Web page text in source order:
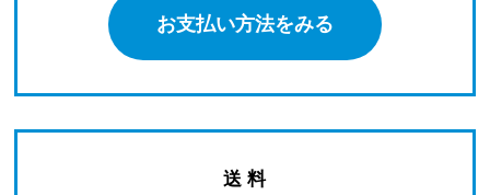
お支払い方法をみる
送 料